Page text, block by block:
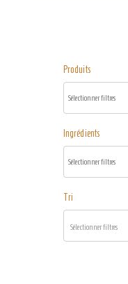
Produits
Ingrédients
Tri
Sélectionner filtres